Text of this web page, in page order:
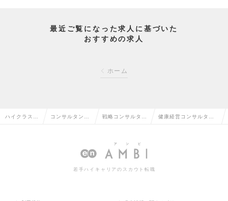
最近ご覧になった求人に基づいた
おすすめの求人
ホーム
ハイクラス求 コンサルタント 戦略コンサルタン 健康経営コンサルタン
若手ハイキャリアのスカウト転職